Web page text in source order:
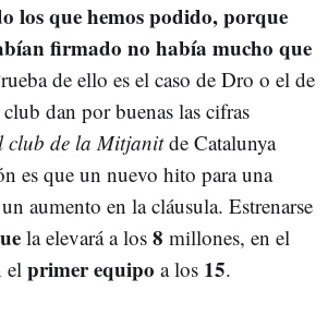
los que hemos podido, porque
firmado no había mucho que
de ello es el caso de Dro o el de
dan por buenas las cifras
club de la Mitjanitde Catalunya
es que un nuevo hito para una
aumento en la cláusula. Estrenarse
la elevará a los 8 millones, en el
elprimer equipo a los 15.